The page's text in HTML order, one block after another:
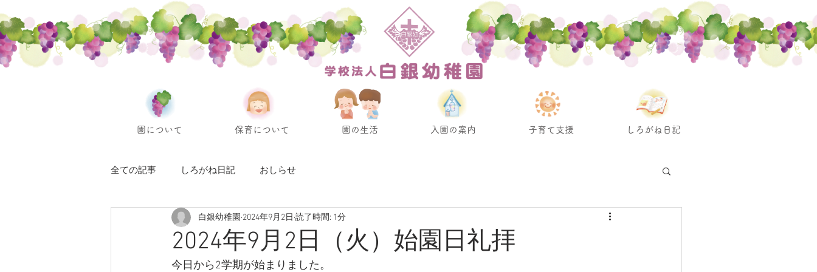
園について 保育について 園の生活 入園の案内 子育て支援 しろがね日記
全ての記事 しろがね日記 おしらせ
2024年9月2日（火）始園日礼拝
白銀幼稚園 2024年9月2日 読了時間: 1分
今日から2学期が始まりました。